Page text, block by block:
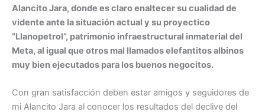
Alancito Jara, donde es claro enaltecer su cualidad de
vidente ante la situación actual y su proyectico
“Llanopetrol”, patrimonio infraestructural inmaterial del
Meta, al igual que otros mal llamados elefantitos albinos
muy bien ejecutados para los buenos negocitos.
Con gran satisfacción deben estar amigos y seguidores de
mi Alancito Jara al conocer los resultados del declive del